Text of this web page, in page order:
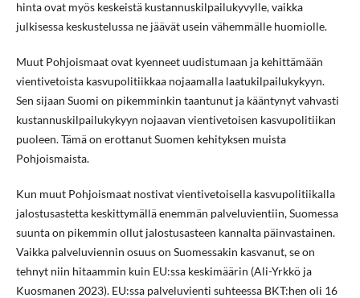
hinta ovat myös keskeistä kustannuskilpailukyvylle, vaikka
julkisessa keskustelussa ne jäävät usein vähemmälle huomiolle.
Muut Pohjoismaat ovat kyenneet uudistumaan ja kehittämään
vientivetoista kasvupolitiikkaa nojaamalla laatukilpailukykyyn.
Sen sijaan Suomi on pikemminkin taantunut ja kääntynyt vahvasti
kustannuskilpailukykyyn nojaavan vientivetoisen kasvupolitiikan
puoleen. Tämä on erottanut Suomen kehityksen muista
Pohjoismaista.
Kun muut Pohjoismaat nostivat vientivetoisella kasvupolitiikalla
jalostusastetta keskittymällä enemmän palveluvientiin, Suomessa
suunta on pikemmin ollut jalostusasteen kannalta päinvastainen.
Vaikka palveluviennin osuus on Suomessakin kasvanut, se on
tehnyt niin hitaammin kuin EU:ssa keskimäärin (Ali-Yrkkö ja
Kuosmanen 2023). EU:ssa palveluvienti suhteessa BKT:hen oli 16